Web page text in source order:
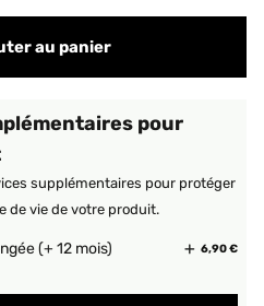
au panier
pour
supplémentaires pour protéger
de vie de votre produit.
(+ 12 mois) 6,90 €